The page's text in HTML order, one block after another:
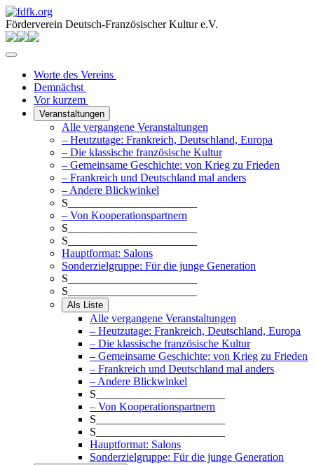
Förderverein Deutsch-Französischer Kultur e.V.
Worte des Vereins
Demnächst
Vor kurzem
Veranstaltungen
Alle vergangene Veranstaltungen
– Heutzutage: Frankreich, Deutschland, Europa
– Die klassische französische Kultur
– Gemeinsame Geschichte: von Krieg zu Frieden
– Frankreich und Deutschland mal anders
– Andere Blickwinkel
S_______________________
– Von Kooperationspartnern
S_______________________
S_______________________
Hauptformat: Salons
Sonderzielgruppe: Für die junge Generation
S_______________________
S_______________________
Als Liste
Alle vergangene Veranstaltungen
– Heutzutage: Frankreich, Deutschland, Europa
– Die klassische französische Kultur
– Gemeinsame Geschichte: von Krieg zu Frieden
– Frankreich und Deutschland mal anders
– Andere Blickwinkel
S_______________________
– Von Kooperationspartnern
S_______________________
S_______________________
Hauptformat: Salons
Sonderzielgruppe: Für die junge Generation